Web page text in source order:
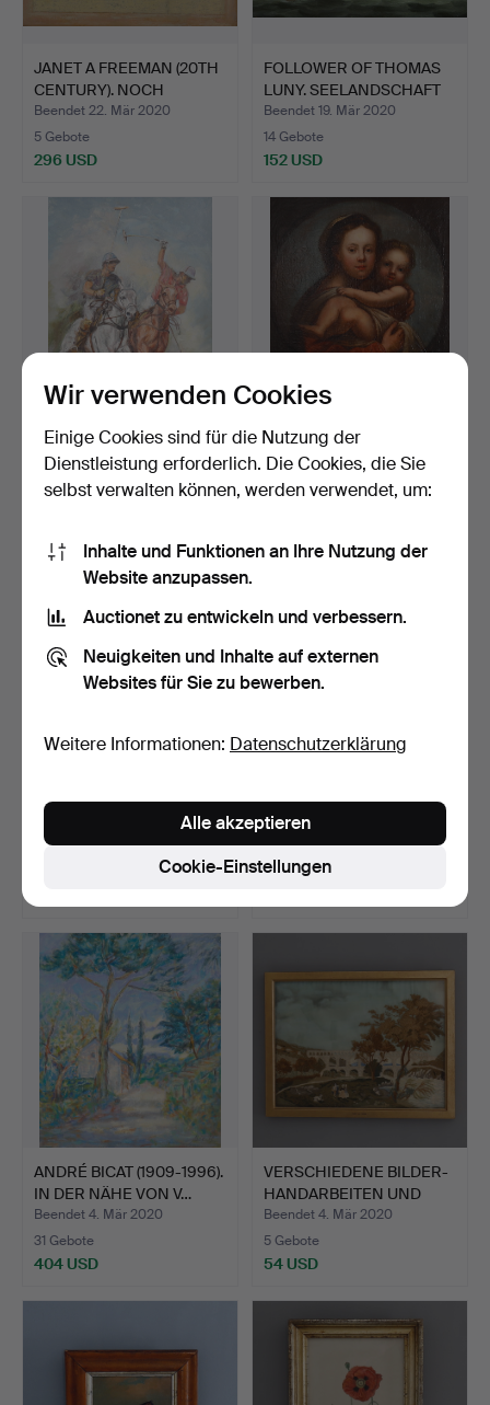
JANET A FREEMAN (20TH
CENTURY). NOCH
LEBEN…
Beendet 22. Mär 2020
5 Gebote
296 USD
FOLLOWER OF THOMAS
LUNY. SEELANDSCHAFT
MIT…
Beendet 19. Mär 2020
14 Gebote
152 USD
ROBERT BARNETE
(AMERICAN, 1931-2006).
POLO…
Beendet 14. Mär 2020
19TH CENTURY NORTH
EUROPEAN SCHOOL.
MUTTER…
Beendet 8. Mär 2020
EINE REIHE VON SIEBEN
GOUACHE-STUDIEN
ÜBER…
Beendet 6. Mär 2020
ANDRÉ BICAT (1909-1996).
TALBLICK, WAHRSCH…
Beendet 4. Mär 2020
19 Gebote
ANDRÉ BICAT (1909-1996).
IN DER NÄHE VON V…
Beendet 4. Mär 2020
31 Gebote
404 USD
VERSCHIEDENE BILDER-
HANDARBEITEN UND
DRUCK…
Beendet 4. Mär 2020
5 Gebote
54 USD
Wir verwenden Cookies
Einige Cookies sind für die Nutzung der
Dienstleistung erforderlich. Die Cookies, die Sie
selbst verwalten können, werden verwendet, um:
Inhalte und Funktionen an Ihre Nutzung der
Website anzupassen.
Auctionet zu entwickeln und verbessern.
Neuigkeiten und Inhalte auf externen
Websites für Sie zu bewerben.
Weitere Informationen: Datenschutzerklärung
Cookie-Einstellungen
Alle akzeptieren